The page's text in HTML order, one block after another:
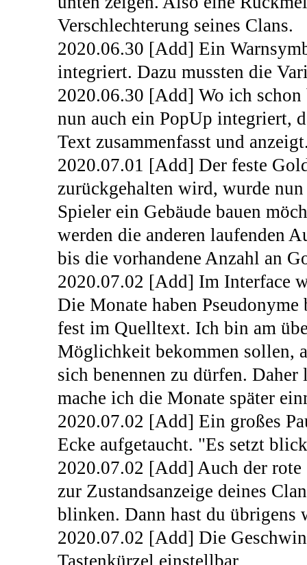
Verschlechterung seines Clans.
2020.06.30 [Add] Ein
integriert. Dazu mussten die
2020.06.30 [Add] Wo ich
nun auch ein PopUp integriert,
Text zusammenfasst und
2020.07.01 [Add] Der feste
zurückgehalten wird, wurde
Spieler ein Gebäude bauen
werden die anderen laufenden
bis die vorhandene Anzahl an
2020.07.02 [Add] Im Interface
Die Monate haben
fest im Quelltext. Ich bin am
Möglichkeit bekommen sollen,
sich benennen zu dürfen.
mache ich die Monate später
2020.07.02 [Add] Ein großes
Ecke aufgetaucht. "Es setzt
2020.07.02 [Add] Auch der
zur Zustandsanzeige deines
blinken. Dann hast du
2020.07.02 [Add] Die